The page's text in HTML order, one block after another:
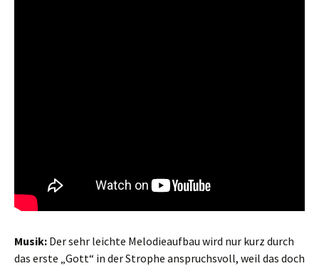
Musik: Der sehr leichte Melodieaufbau wird nur kurz durch
das erste „Gott“ in der Strophe anspruchsvoll, weil das doch